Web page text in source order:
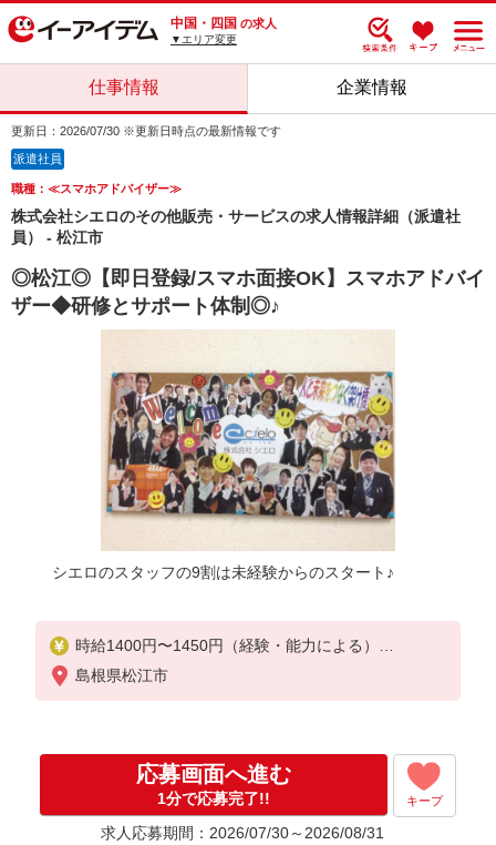
中国・四国 の求人
▼エリア変更
仕事情報 企業情報
更新日：2026/07/30 ※更新日時点の最新情報です
派遣社員
職種：≪スマホアドバイザー≫
株式会社シエロのその他販売・サービスの求人情報詳細（派遣社
員） - 松江市
◎松江◎【即日登録/スマホ面接OK】スマホアドバイ
ザー◆研修とサポート体制◎♪
シエロのスタッフの9割は未経験からのスタート♪
時給1400円〜1450円（経験・能力による）
※残業代支給
★交通費別途支給（規定あり）
入社祝い金10万円支給(規定有)
お友達を紹介頂くと,
インセンティブ支給(規定有)
島根県松江市
応募画面へ進む
1分で応募完了!! キープ
求人応募期間：2026/07/30～2026/08/31